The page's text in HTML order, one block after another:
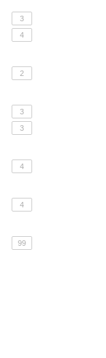
3
4
2
3
3
4
4
99